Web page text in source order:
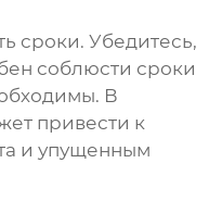
сроки. Убедитесь,
соблюсти сроки
В
привести к
и упущенным